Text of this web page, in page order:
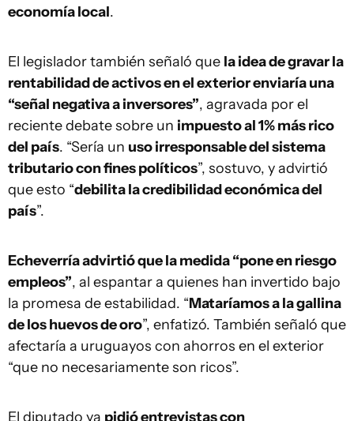
economía local.
El legislador también señaló que la idea de gravar la
rentabilidad de activos en el exterior enviaría una
“señal negativa a inversores”, agravada por el
reciente debate sobre un impuesto al 1% más rico
del país. “Sería un uso irresponsable del sistema
tributario con fines políticos”, sostuvo, y advirtió
que esto “debilita la credibilidad económica del
país”.
Echeverría advirtió que la medida “pone en riesgo
empleos”, al espantar a quienes han invertido bajo
la promesa de estabilidad. “Mataríamos a la gallina
de los huevos de oro”, enfatizó. También señaló que
afectaría a uruguayos con ahorros en el exterior
“que no necesariamente son ricos”.
El diputado ya pidió entrevistas con